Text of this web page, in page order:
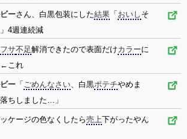
ーさん、白黒包装にした結果 「 おいし そ
4週連続減
サ不足解消できたので表面だけカラーに
←これ
ー 「 ごめんなさい、白黒ポテチやめま
ちしました…」
ッケージの色なくしたら売上下がったやん